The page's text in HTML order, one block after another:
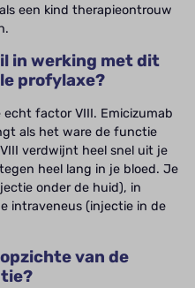
een kind therapieontrouw
in werking met dit
profylaxe?
factor VIII. Emicizumab
als het ware de functie
verdwijnt heel snel uit je
heel lang in je bloed. Je
onder de huid), in
intraveneus (injectie in de
van de